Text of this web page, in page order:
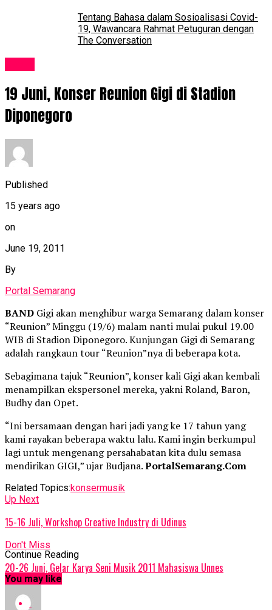
Tentang Bahasa dalam Sosioalisasi Covid-
19, Wawancara Rahmat Petuguran dengan
The Conversation
19 Juni, Konser Reunion Gigi di Stadion
Diponegoro
Published
15 years ago
on
June 19, 2011
By
Portal Semarang
BAND Gigi akan menghibur warga Semarang dalam konser
“Reunion” Minggu (19/6) malam nanti mulai pukul 19.00
WIB di Stadion Diponegoro. Kunjungan Gigi di Semarang
adalah rangkaun tour “Reunion”nya di beberapa kota.
Sebagimana tajuk “Reunion”, konser kali Gigi akan kembali
menampilkan ekspersonel mereka, yakni Roland, Baron,
Budhy dan Opet.
“Ini bersamaan dengan hari jadi yang ke 17 tahun yang
kami rayakan beberapa waktu lalu. Kami ingin berkumpul
lagi untuk mengenang persahabatan kita dulu semasa
mendirikan GIGI,” ujar Budjana.PortalSemarang.Com
Related Topics:konsermusik
Up Next
15-16 Juli, Workshop Creative Industry di Udinus
Don't Miss
20-26 Juni, Gelar Karya Seni Musik 2011 Mahasiswa Unnes
Continue Reading
You may like